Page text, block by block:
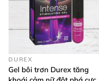
DUREX
Gel bôi trơn Durex tăng